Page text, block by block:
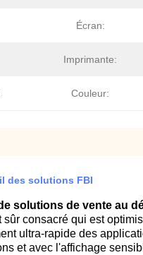
Écran:
Imprimante:
Couleur:
des solutions FBI
solutions de vente au
consacré qui est
ultra-rapide des
et avec l'affichage